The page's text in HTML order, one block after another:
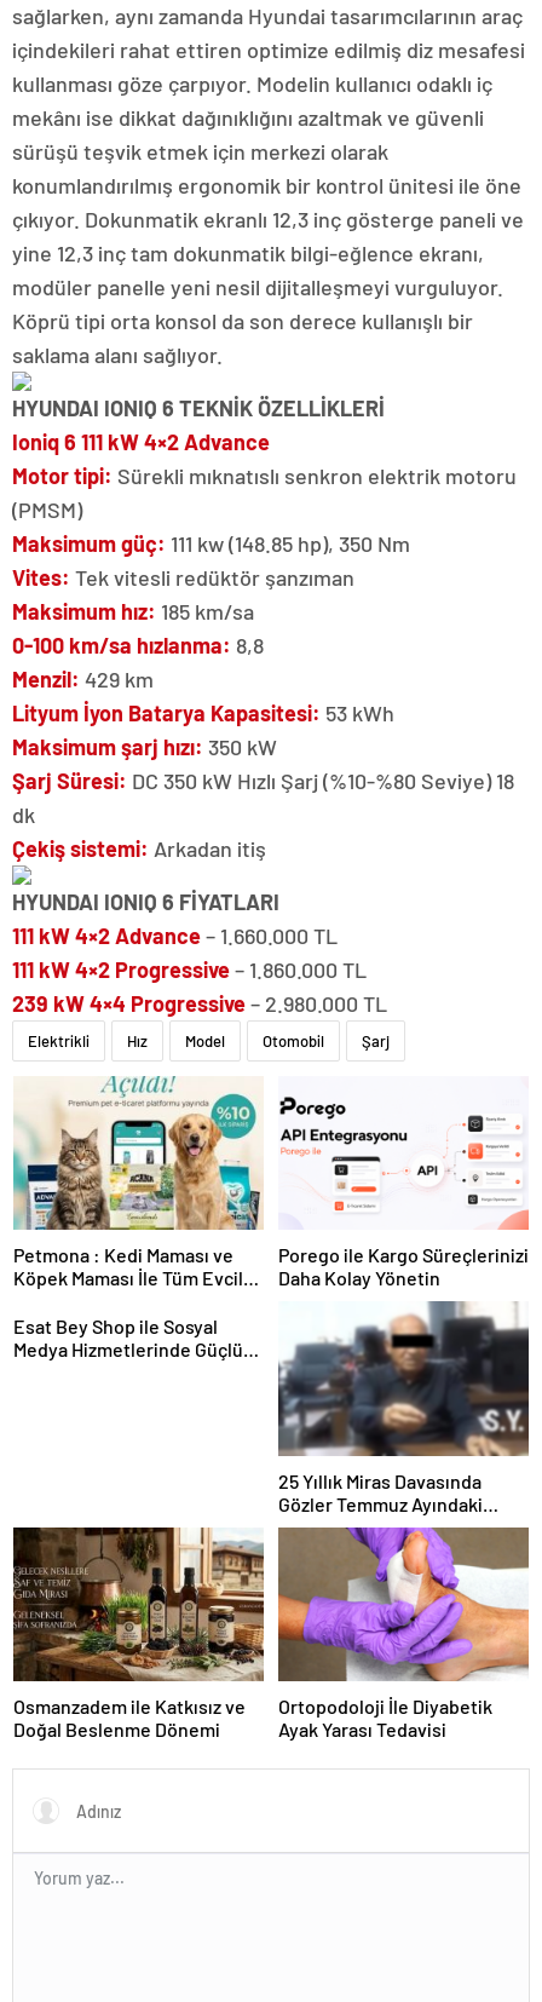
sağlarken, aynı zamanda Hyundai tasarımcılarının araç
içindekileri rahat ettiren optimize edilmiş diz mesafesi
kullanması göze çarpıyor. Modelin kullanıcı odaklı iç
mekânı ise dikkat dağınıklığını azaltmak ve güvenli
sürüşü teşvik etmek için merkezi olarak
konumlandırılmış ergonomik bir kontrol ünitesi ile öne
çıkıyor. Dokunmatik ekranlı 12,3 inç gösterge paneli ve
yine 12,3 inç tam dokunmatik bilgi-eğlence ekranı,
modüler panelle yeni nesil dijitalleşmeyi vurguluyor.
Köprü tipi orta konsol da son derece kullanışlı bir
saklama alanı sağlıyor.
HYUNDAI IONIQ 6 TEKNİK ÖZELLİKLERİ
Ioniq 6 111 kW 4×2 Advance
Motor tipi: Sürekli mıknatıslı senkron elektrik motoru
(PMSM)
Maksimum güç: 111 kw (148.85 hp), 350 Nm
Vites: Tek vitesli redüktör şanzıman
Maksimum hız: 185 km/sa
0-100 km/sa hızlanma: 8,8
Menzil: 429 km
Lityum İyon Batarya Kapasitesi: 53 kWh
Maksimum şarj hızı: 350 kW
Şarj Süresi: DC 350 kW Hızlı Şarj (%10-%80 Seviye) 18
dk
Çekiş sistemi: Arkadan itiş
HYUNDAI IONIQ 6 FİYATLARI
111 kW 4×2 Advance– 1.660.000 TL
111 kW 4×2 Progressive– 1.860.000 TL
239 kW 4×4 Progressive– 2.980.000 TL
Elektrikli Hız Model Otomobil Şarj
Petmona : Kedi Maması ve
Köpek Maması İle Tüm Evcil
Porego ile Kargo Süreçlerinizi
Daha Kolay Yönetin
Esat Bey Shop ile Sosyal
Medya Hizmetlerinde Güçlü
25 Yıllık Miras Davasında
Gözler Temmuz Ayındaki
Karar Duruşmasına Çevrildi
Osmanzadem ile Katkısız ve
Doğal Beslenme Dönemi
Ortopodoloji İle Diyabetik
Ayak Yarası Tedavisi